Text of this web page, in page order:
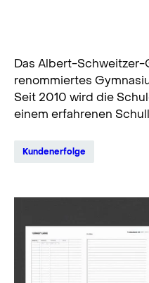
Das Albert-Schweitzer-
renommiertes
Seit 2010 wird die
einem erfahrenen
Kundenerfolge